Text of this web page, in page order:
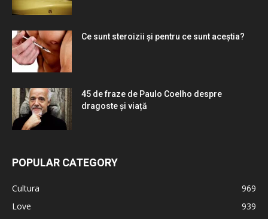
Ce sunt steroizii și pentru ce sunt aceștia?
45 de fraze de Paulo Coelho despre
dragoste și viață
POPULAR CATEGORY
Cultura
969
Love
939